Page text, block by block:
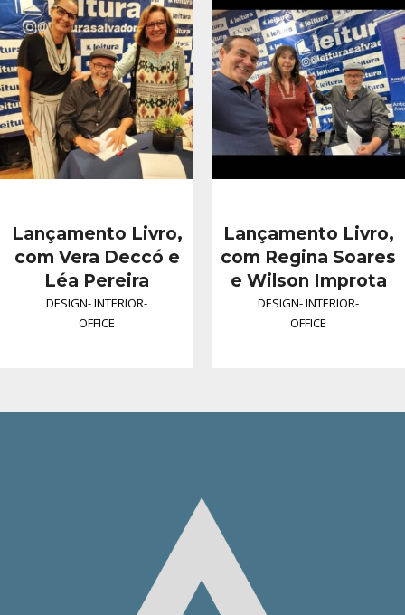
Lançamento Livro,
com Vera Deccó e
Léa Pereira
DESIGN-INTERIOR-
OFFICE
Lançamento Livro,
com Regina Soares
e Wilson Improta
DESIGN-INTERIOR-
OFFICE